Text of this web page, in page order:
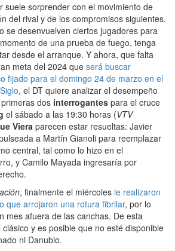
suele sorprender con el movimiento de
del rival y de los compromisos siguientes.
se desenvuelven ciertos jugadores para
de una prueba de fuego, tenga
desde el arranque. Y ahora, que falta
meta del 2024 que será buscar
fijado para el domingo 24 de marzo en el
, el DT quiere analizar el desempeño
dos interrogantes para el cruce
el sábado a las 19:30 horas (VTV
Vieraparecen estar resueltas: Javier
a Martín Gianoli para reemplazar
central, tal como lo hizo en el
y Camilo Mayada ingresaría por
, finalmente el miércoles le realizaron
que arrojaron una rotura fibrilar, por lo
mes afuera de las canchas. De esta
y es posible que no esté disponible
ni Danubio.